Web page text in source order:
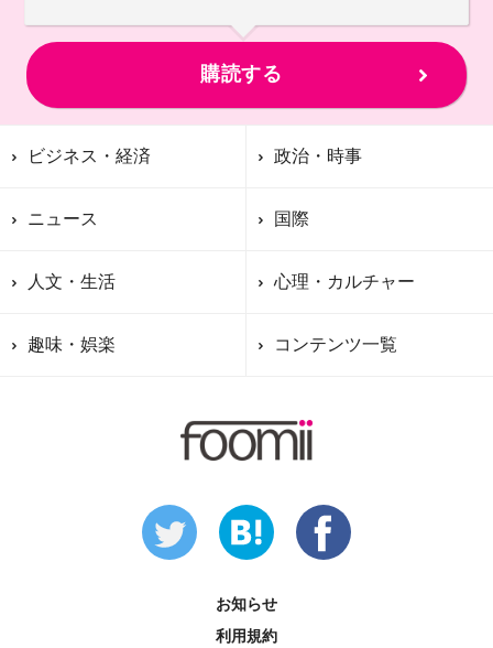
購読する
ビジネス・経済 政治・時事
ニュース 国際
人文・生活 心理・カルチャー
趣味・娯楽 コンテンツ一覧
お知らせ
利用規約